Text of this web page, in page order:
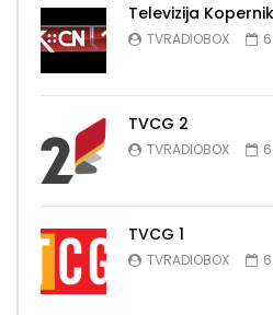
Televizija
TVRADIOBOX
TVCG 2
TVRADIOBOX
TVCG 1
TVRADIOBOX